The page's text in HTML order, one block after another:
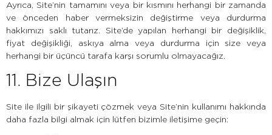
Ayrıca, Site’nin tamamını veya bir kısmını herhangi bir zamanda
ve önceden haber vermeksizin değiştirme veya durdurma
hakkımızı saklı tutarız. Site’de yapılan herhangi bir değişiklik,
fiyat değişikliği, askıya alma veya durdurma için size veya
herhangi bir üçüncü tarafa karşı sorumlu olmayacağız.
11. Bize Ulaşın
Site ile ilgili bir şikayeti çözmek veya Site’nin kullanımı hakkında
daha fazla bilgi almak için lütfen bizimle iletişime geçin: